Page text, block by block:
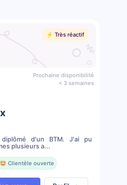
⚡️ Très réactif
Prochaine disponibilité
< 3 semaines
diplômé d'un BTM. J'ai pu
plusieurs a...
🤩 Clientèle ouverte